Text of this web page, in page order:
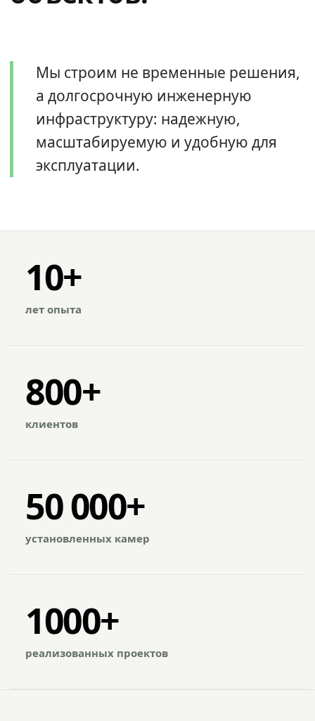
Мы строим не временные решения,
а долгосрочную инженерную
инфраструктуру: надежную,
масштабируемую и удобную для
эксплуатации.
10+
лет опыта
800+
клиентов
50 000+
установленных камер
1000+
реализованных проектов